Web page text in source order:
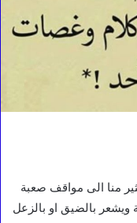
منا الى مواقف صعبة
بالضيق او بالزعل